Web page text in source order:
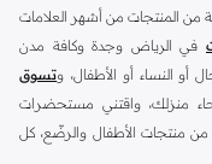
المنتجات من أشهر العلامات
في الرياض وجدة وكافة مدن
أو النساء أو الأطفال، وتسوق
منزلك، واقتني مستحضرات
من منتجات الأطفال والرضّع، كل